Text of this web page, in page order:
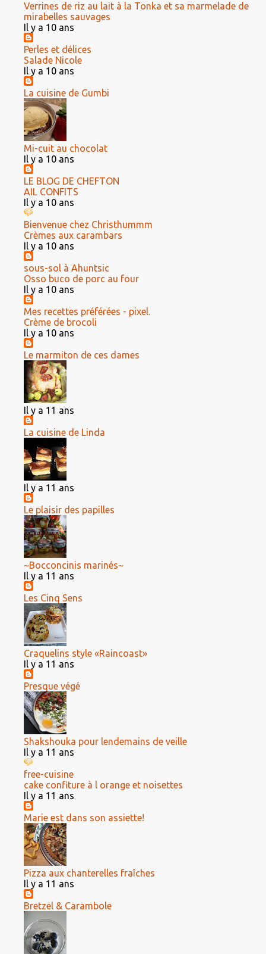
Verrines de riz au lait à la Tonka et sa marmelade de
mirabelles sauvages
Il y a 10 ans
Perles et délices
Salade Nicole
Il y a 10 ans
La cuisine de Gumbi
Mi-cuit au chocolat
Il y a 10 ans
LE BLOG DE CHEFTON
AIL CONFITS
Il y a 10 ans
Bienvenue chez Christhummm
Crèmes aux carambars
Il y a 10 ans
sous-sol à Ahuntsic
Osso buco de porc au four
Il y a 10 ans
Mes recettes préférées - pixel.
Crème de brocoli
Il y a 10 ans
Le marmiton de ces dames
Il y a 11 ans
La cuisine de Linda
Il y a 11 ans
Le plaisir des papilles
~Bocconcinis marinés~
Il y a 11 ans
Les Cinq Sens
Craquelins style «Raincoast»
Il y a 11 ans
Presque végé
Shakshouka pour lendemains de veille
Il y a 11 ans
free-cuisine
cake confiture à l orange et noisettes
Il y a 11 ans
Marie est dans son assiette!
Pizza aux chanterelles fraîches
Il y a 11 ans
Bretzel & Carambole